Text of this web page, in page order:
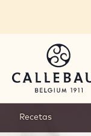
Recetas